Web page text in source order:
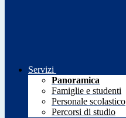
Servizi
Panoramica
Famiglie e studenti
Personale scolastico
Percorsi di studio